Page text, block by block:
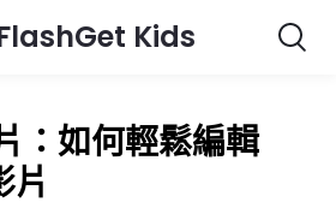
Kids
：如何輕鬆編輯